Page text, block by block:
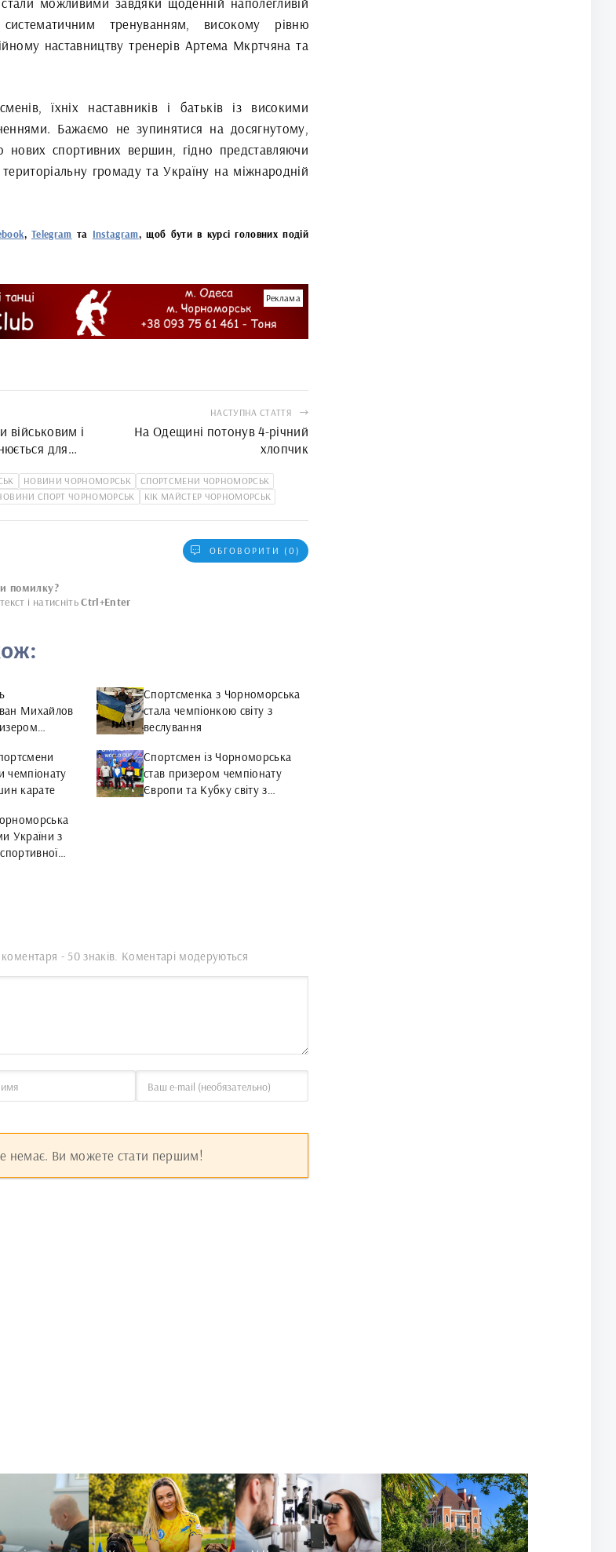
тренуванням, високому рівню
наставництву тренерів Артема Мкртчяна та
їхніх наставників і батьків із високими
Бажаємо не зупинятися на досягнутому,
нових спортивних вершин, гідно представляючи
громаду та Україну на міжнародній
,Telegram та Instagram, щоб бути в курсі головних подій
Реклама
військовим і
для
НАСТУПНА СТАТТЯ
На Одещині потонув 4-річний
хлопчик
НОВИНИ ЧОРНОМОРСЬК
СПОРТСМЕНИ ЧОРНОМОРСЬК
СПОРТ ЧОРНОМОРСЬК КІК МАЙСТЕР ЧОРНОМОРСЬК
ОБГОВОРИТИ (0)
помилку?
і натиснітьCtrl+Enter
Михайлов
Спортсменка з Чорноморська
стала чемпіонкою світу з
веслування
чемпіонату
карате
Спортсмен із Чорноморська
став призером чемпіонату
Європи та Кубку світу з
України з
- 50 знаків. Коментарі модеруються
немає. Ви можете стати першим!